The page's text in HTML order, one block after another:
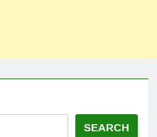
SEARCH